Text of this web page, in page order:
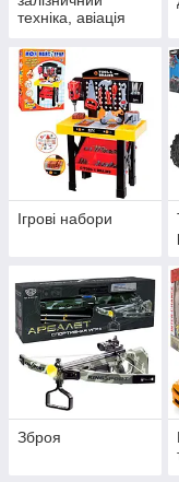
техніка, авіація
Ігрові набори
Зброя